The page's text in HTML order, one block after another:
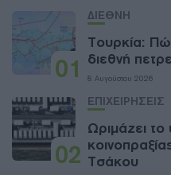
01
ΔΙΕΘΝΗ
Τουρκία:
διεθνή
8 Αυγούστου 2026
02
ΕΠΙΧΕΙΡΗΣΕΙΣ
Ωριμάζει
Τσάκου